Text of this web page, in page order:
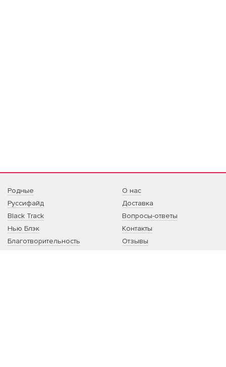
Родные
Руссифайд
Black Track
Нью Блэк
Благотворительность
О нас
Доставка
Вопросы-ответы
Контакты
Отзывы